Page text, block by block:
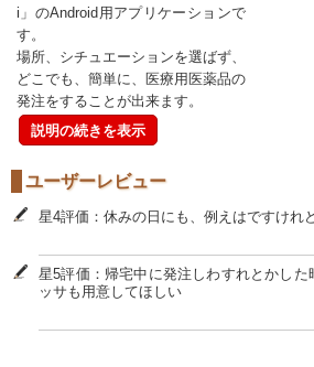
i」のAndroid用アプリケーションで
す。
場所、シチュエーションを選ばず、
どこでも、簡単に、医療用医薬品の
発注をすることが出来ます。
説明の続きを表示
ユーザーレビュー
星4評価：休みの日にも、例えはですけれ
星5評価：帰宅中に発注しわすれとかし
ッサも用意してほしい